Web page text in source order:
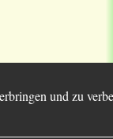
und zu